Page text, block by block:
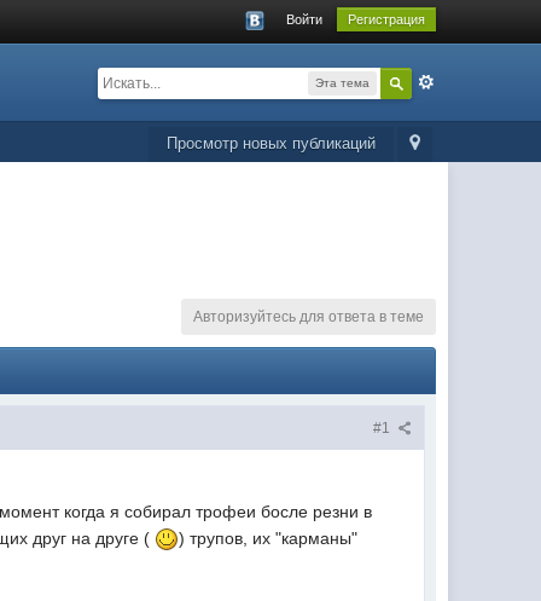
Войти Регистрация
Эта тема
Просмотр новых публикаций
Авторизуйтесь для ответа в теме
#1
когда я собирал трофеи босле резни в
друг на друге (
) трупов, их "карманы"